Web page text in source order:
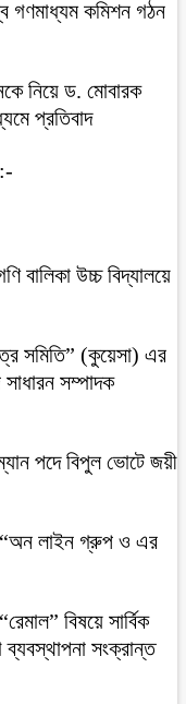
গণমাধ্যম কমিশন গঠন
নিয়ে ড. মোবারক
প্রতিবাদ
বালিকা উচ্চ বিদ্যালয়ে
সমিতি” (কুয়েসা) এর
সম্পাদক
পদে বিপুল ভোটে জয়ী
“অন লাইন গ্রুপ ও এর
বিষয়ে সার্বিক
সংক্রান্ত